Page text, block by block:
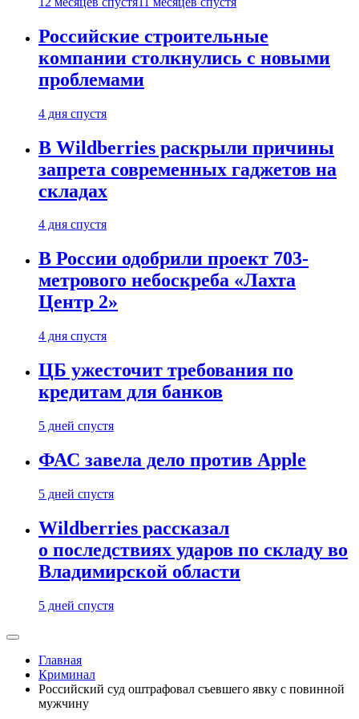
Российские строительные
компании столкнулись с новыми
проблемами
4 дня спустя
В Wildberries раскрыли причины
запрета современных гаджетов на
складах
4 дня спустя
В России одобрили проект 703-
метрового небоскреба «Лахта
Центр 2»
4 дня спустя
ЦБ ужесточит требования по
кредитам для банков
5 дней спустя
ФАС завела дело против Apple
5 дней спустя
Wildberries рассказал
о последствиях ударов по складу во
Владимирской области
5 дней спустя
Главная
Криминал
Российский суд оштрафовал съевшего явку с повинной
мужчину